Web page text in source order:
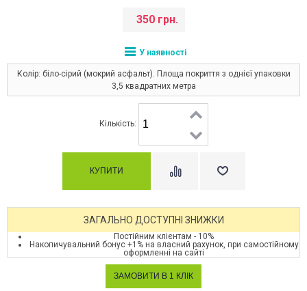
350 грн.
У наявності
Колір: біло-сірий (мокрий асфальт). Площа покриття з однієї упаковки
3,5 квадратних метра
Кількість:
ЗАГАЛЬНО ДОСТУПНІ ЗНИЖКИ
Постійним клієнтам - 10%
Накопичувальний бонус +1% на власний рахунок, при самостійному
оформленні на сайті